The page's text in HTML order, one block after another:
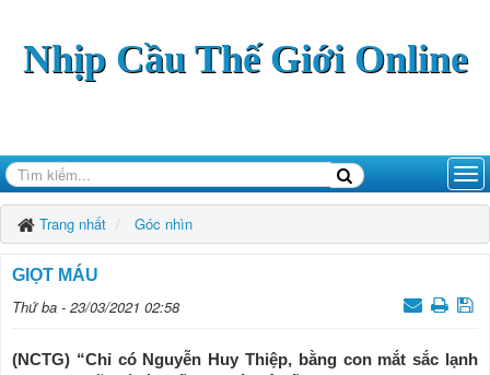
Nhịp Cầu Thế Giới Online
Trang nhất Góc nhìn
GIỌT MÁU
Thứ ba - 23/03/2021 02:58
(NCTG) “Chỉ có Nguyễn Huy Thiệp, bằng con mắt sắc lạnh